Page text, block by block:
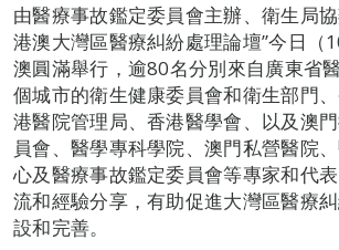
由醫療事故鑑定委員會主辦、衛生局
港澳大灣區醫療糾紛處理論壇”今日（
澳圓滿舉行，逾80名分別來自廣東省
個城市的衛生健康委員會和衛生部門
港醫院管理局、香港醫學會、以及澳
員會、醫學專科學院、澳門私營醫院
心及醫療事故鑑定委員會等專家和代
流和經驗分享，有助促進大灣區醫療
設和完善。